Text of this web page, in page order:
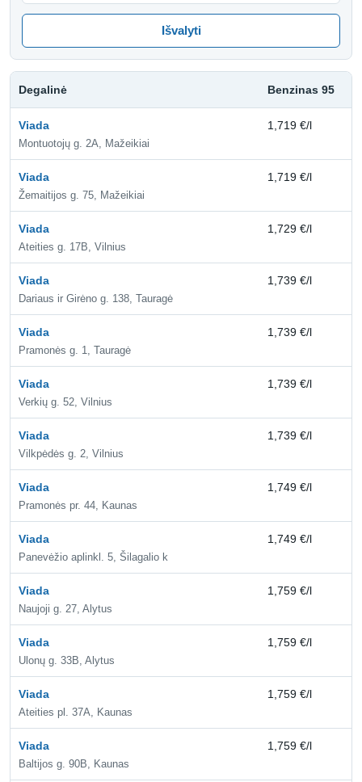
Išvalyti
Degalinė Benzinas 95
Viada
Montuotojų g. 2A, Mažeikiai
1,719 €/l
Viada
Žemaitijos g. 75, Mažeikiai
1,719 €/l
Viada
Ateities g. 17B, Vilnius
1,729 €/l
Viada
Dariaus ir Girėno g. 138, Tauragė
1,739 €/l
Viada
Pramonės g. 1, Tauragė
1,739 €/l
Viada
Verkių g. 52, Vilnius
1,739 €/l
Viada
Vilkpėdės g. 2, Vilnius
1,739 €/l
Viada
Pramonės pr. 44, Kaunas
1,749 €/l
Viada
Panevėžio aplinkl. 5, Šilagalio k
1,749 €/l
Viada
Naujoji g. 27, Alytus
1,759 €/l
Viada
Ulonų g. 33B, Alytus
1,759 €/l
Viada
Ateities pl. 37A, Kaunas
1,759 €/l
Viada
Baltijos g. 90B, Kaunas
1,759 €/l